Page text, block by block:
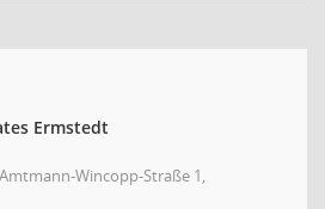
Ermstedt
Wincopp-Straße 1,